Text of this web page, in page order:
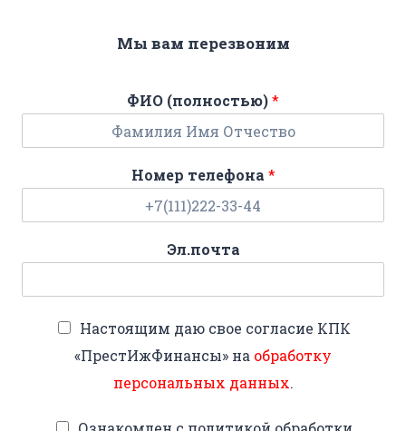
Мы вам перезвоним
ФИО (полностью)*
Номер телефона *
Эл.почта
Настоящим даю свое согласие КПК
«ПрестИжФинансы» на обработку
персональных данных.